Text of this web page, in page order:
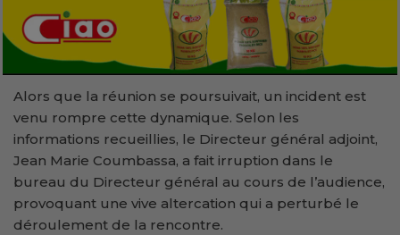
Alors que la réunion se poursuivait, un incident est
venu rompre cette dynamique. Selon les
informations recueillies, le Directeur général adjoint,
Jean Marie Coumbassa, a fait irruption dans le
bureau du Directeur général au cours de l’audience,
provoquant une vive altercation qui a perturbé le
déroulement de la rencontre.